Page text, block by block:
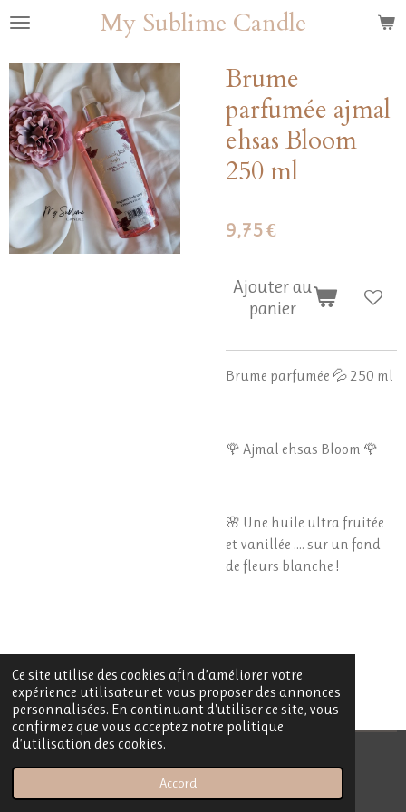
Ce site utilise des cookies afin d’améliorer votre
expérience utilisateur et vous proposer des annonces
personnalisées. En continuant d'utiliser ce site, vous
confirmez que vous acceptez notre politique
d’utilisation des cookies.
Accord
Passer
contenu
principal
My Sublime Candle
Brume
parfumée ajmal
ehsas Bloom
250 ml
9,75 €
Ajouter au
panier
Brume parfumée 💦 250 ml
🌹 Ajmal ehsas Bloom 🌹
🌸 Une huile ultra fruitée
et vanillée .... sur un fond
de fleurs blanche !